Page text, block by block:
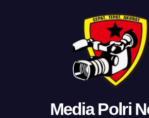
Media Polri